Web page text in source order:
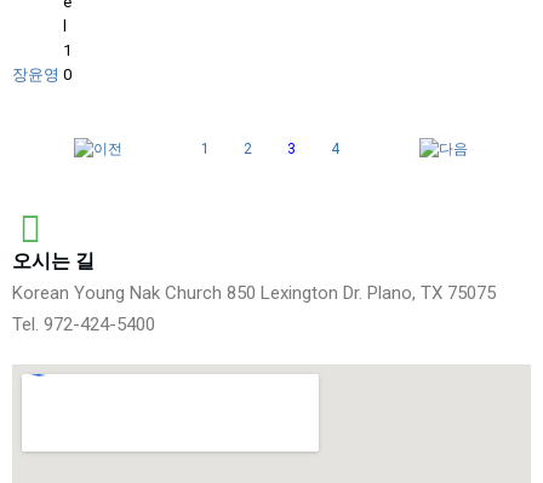
장윤영
1 2 3 4
오시는 길
Korean Young Nak Church 850 Lexington Dr. Plano, TX 75075
Tel. 972-424-5400